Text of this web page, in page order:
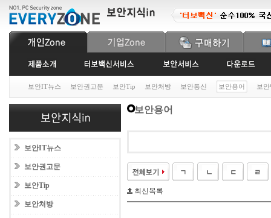
보안IT뉴스 보안권고문 보안Tip 보안처방 보안통신 보안용어 보
보안IT뉴스
보안권고문
보안Tip
보안처방
보안용어
최신목록